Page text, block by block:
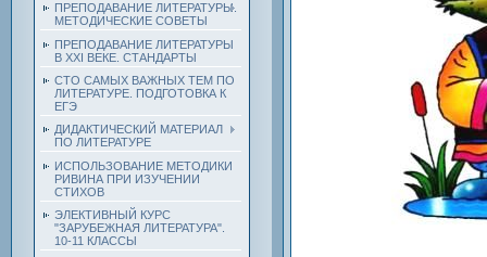
ПРЕПОДАВАНИЕ ЛИТЕРАТУРЫ.
МЕТОДИЧЕСКИЕ СОВЕТЫ
ПРЕПОДАВАНИЕ ЛИТЕРАТУРЫ
В XXI ВЕКЕ. СТАНДАРТЫ
СТО САМЫХ ВАЖНЫХ ТЕМ ПО
ЛИТЕРАТУРЕ. ПОДГОТОВКА К
ЕГЭ
ДИДАКТИЧЕСКИЙ МАТЕРИАЛ
ПО ЛИТЕРАТУРЕ
ИСПОЛЬЗОВАНИЕ МЕТОДИКИ
РИВИНА ПРИ ИЗУЧЕНИИ
СТИХОВ
ЭЛЕКТИВНЫЙ КУРС
"ЗАРУБЕЖНАЯ ЛИТЕРАТУРА".
10-11 КЛАССЫ